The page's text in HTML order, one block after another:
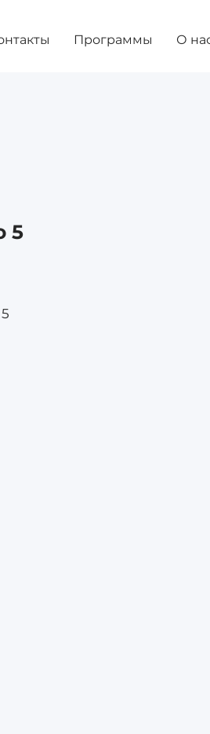
Программы О
5